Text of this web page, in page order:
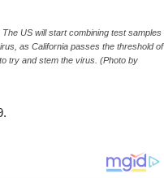
US will start combining test samples
as California passes the threshold of
try and stem the virus. (Photo by